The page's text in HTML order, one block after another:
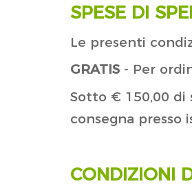
SPESE DI
Le presenti
GRATIS - Per
Sotto € 150,00 di
consegna presso
CONDIZIONI